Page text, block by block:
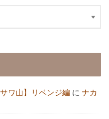
ワ山】リベンジ編 にナカ